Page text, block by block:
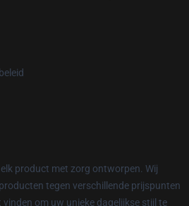
product met zorg ontworpen. Wij
tegen verschillende prijspunten
om uw unieke dagelijkse stijl te